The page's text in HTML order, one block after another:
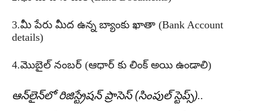
3.మీ పేరు మీద ఉన్న బ్యాంకు ఖాతా (Bank Account
details)
4.మొబైల్ నంబర్ (ఆధార్ కు లింక్ అయి ఉండాలి)
ఆన్‌లైన్‌లో రిజిస్ట్రేషన్ ప్రాసెస్ (సింపుల్ స్టెప్స్)..